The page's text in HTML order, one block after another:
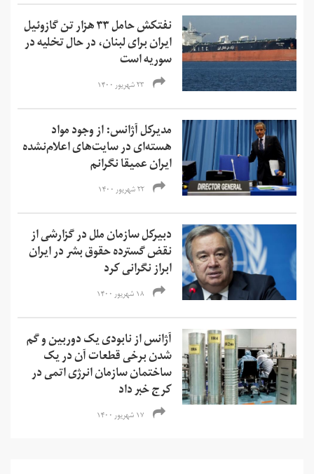
نفتکش حامل ۳۳ هزار تن گازوئیل
ایران برای لبنان، در حال تخلیه در
سوریه است
۲۳ شهریور ۱۴۰۰
مدیرکل آژانس: از وجود مواد
هسته‌ای در سایت‌های اعلام‌نشده
ایران عمیقا نگرانم
۲۲ شهریور ۱۴۰۰
دبیرکل سازمان ملل در گزارشی از
نقض گسترده حقوق بشر در ایران
ابراز نگرانی کرد
۱۸ شهریور ۱۴۰۰
آژانس از نابودی یک دوربین و گم
شدن برخی قطعات آن در یک
ساختمان سازمان انرژی اتمی در
کرج خبر داد
۱۷ شهریور ۱۴۰۰